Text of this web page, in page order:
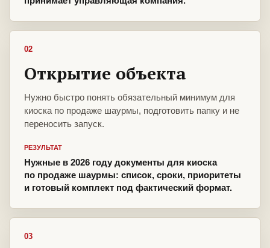
02
Открытие объекта
Нужно быстро понять обязательный минимум для
киоска по продаже шаурмы, подготовить папку и не
переносить запуск.
РЕЗУЛЬТАТ
Нужные в 2026 году документы для киоска
по продаже шаурмы: список, сроки, приоритеты
и готовый комплект под фактический формат.
03